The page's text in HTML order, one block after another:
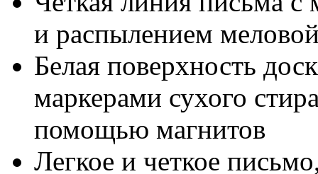
и распылением
Белая поверхность
маркерами сухого
помощью магнитов
Легкое и четкое